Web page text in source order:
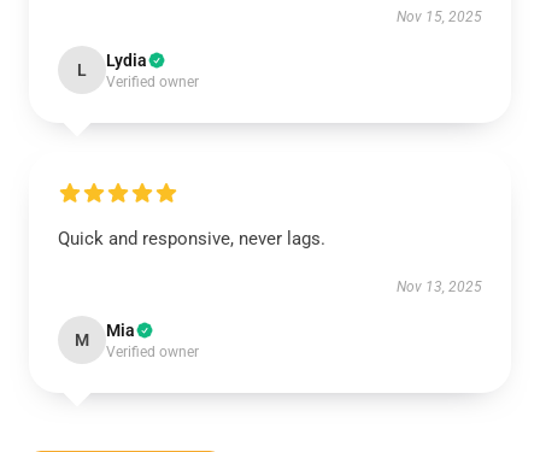
Nov 15, 2025
L Lydia
Verified owner
Quick and responsive, never lags.
Nov 13, 2025
M Mia
Verified owner